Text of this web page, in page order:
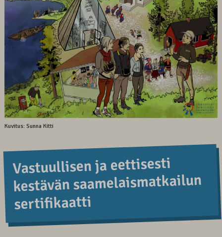
Kuvitus: Sunna Kitti
Vastuullisen ja eettisesti
kestävän saamelaismatkailun
sertifikaatti